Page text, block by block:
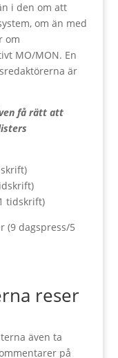
i den om att
om än med
om
MO/MON. En
är
få rätt att
tidskrift)
(9 dagspress/5
reser
även ta
på